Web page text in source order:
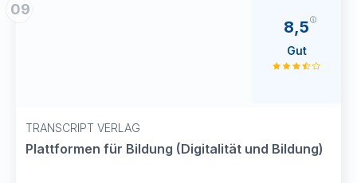
09
TRANSCRIPT VERLAG
Plattformen für Bildung (Digitalität und Bildung)
8,5
Gut